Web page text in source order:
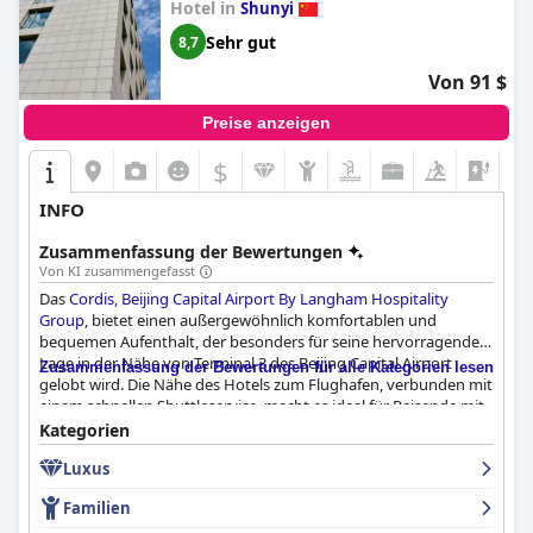
Hotel in Shunyi
8,7 Sehr gut
Von 91 $
Preise anzeigen
$
INFO
Zusammenfassung der Bewertungen
Von KI zusammengefasst
DasCordis, Beijing Capital Airport By Langham Hospitality
Group, bietet einen außergewöhnlich komfortablen und
bequemen Aufenthalt, der besonders für seine hervorragende
Lage in der Nähe von Terminal 3 des Beijing Capital Airport
gelobt wird. Die Nähe des Hotels zum Flughafen, verbunden mit
einem schnellen Shuttleservice, macht es ideal für Reisende mit
Zwischenstopps oder frühen Flügen. Die malerische Aussicht auf
den nahegelegenen See und Park verleiht der geschäftigen
Umgebung eine ruhige Note und bietet den Gästen
Möglichkeiten für gemütliche Spaziergänge und lokale
kulinarische Erlebnisse.
Zusammenfassung der Bewertungen für alle Kategorien lesen
Kategorien
Luxus
Familien